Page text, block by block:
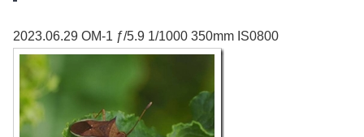
2023.06.29 OM-1 ƒ/5.9 1/1000 350mm IS0800